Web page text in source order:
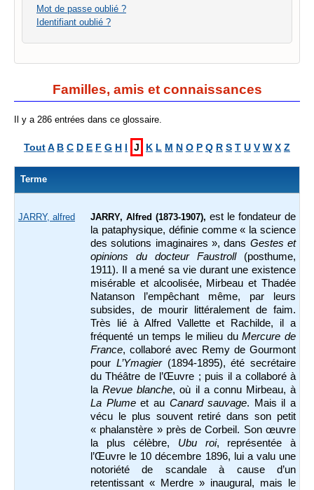
Mot de passe oublié ?
Identifiant oublié ?
Familles, amis et connaissances
Il y a 286 entrées dans ce glossaire.
ToutA B C D E F G H I J K L M N O P Q R S T U V W X Z
Terme
JARRY, alfred JARRY, Alfred (1873-1907), est le fondateur de
la pataphysique, définie comme « la science
des solutions imaginaires », dans Gestes et
opinions du docteur Faustroll(posthume,
1911). Il a mené sa vie durant une existence
misérable et alcoolisée, Mirbeau et Thadée
Natanson l’empêchant même, par leurs
subsides, de mourir littéralement de faim.
Très lié à Alfred Vallette et Rachilde, il a
fréquenté un temps le milieu duMercure de
France, collaboré avec Remy de Gourmont
pour L’Ymagier (1894-1895), été secrétaire
du Théâtre de l’Œuvre ; puis il a collaboré à
laRevue blanche, où il a connu Mirbeau, à
La Plumeet au Canard sauvage. Mais il a
vécu le plus souvent retiré dans son petit
« phalanstère » près de Corbeil. Son œuvre
la plus célèbre, Ubu roi, représentée à
l’Œuvre le 10 décembre 1896, lui a valu une
notoriété de scandale à cause d’un
retentissant « Merdre » inaugural, mais le